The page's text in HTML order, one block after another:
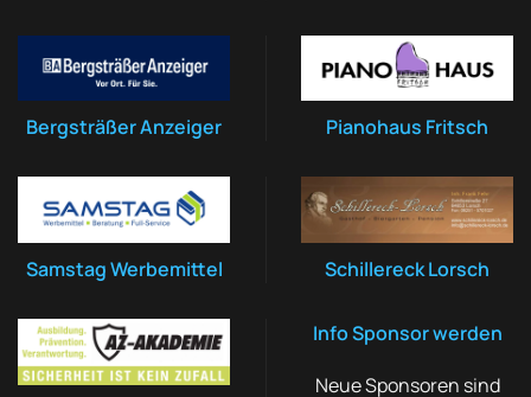
Bergsträßer Anzeiger Pianohaus Fritsch
Samstag Werbemittel Schillereck Lorsch
Info Sponsor werden
Neue Sponsoren sind